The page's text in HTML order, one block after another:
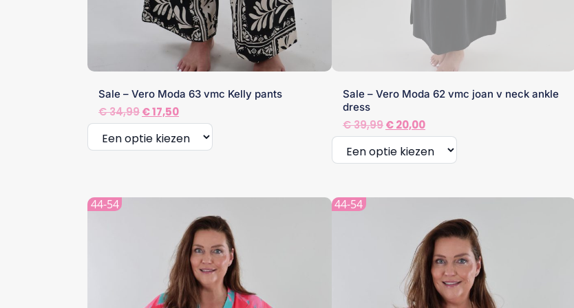
Sale – Vero Moda 63 vmc Kelly pants
€34,99 Oorspronkelijke
prijs
was:
€ 34,99.
€17,50Huidige
prijs
is:
€ 17,50.
heeft
Sale – Vero Moda 62 vmc joan v neck ankle
dress
€39,99 Oorspronkelijke
prijs
was:
€ 39,99.
€20,00Huidige
prijs
is:
€ 20,00.
product
heeft
44-54 44-54